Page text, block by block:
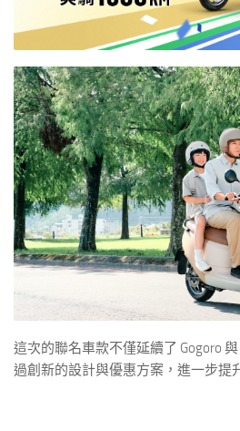
這次的聯名車款不僅延續了 Gogoro
過創新的設計與優惠方案，進一步提